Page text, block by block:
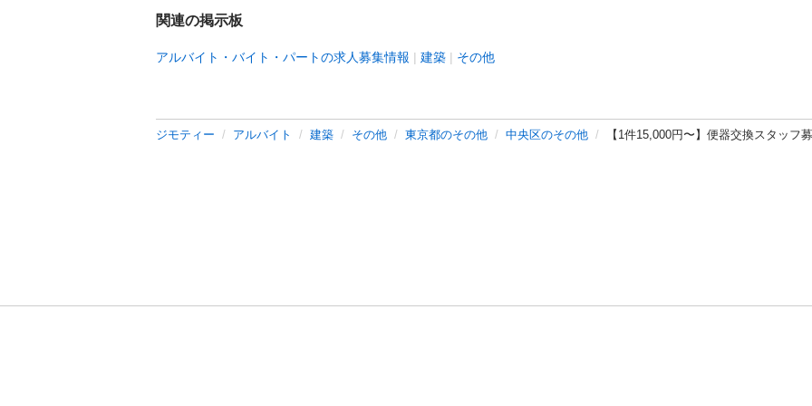
関連の掲示板
アルバイト・バイト・パートの求人募集情報 建築 その他
ジモティー アルバイト 建築 その他 東京都のその他 中央区のその他 【1件15,000円〜】便器交換スタッフ